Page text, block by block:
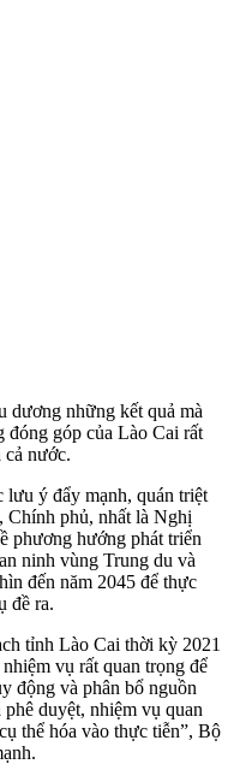
những kết quả mà
đóng góp của Lào Cai rất
cả nước.
ý đẩy mạnh, quán triệt
Chính phủ, nhất là Nghị
phương hướng phát triển
ninh vùng Trung du và
đến năm 2045 để thực
đề ra.
tỉnh Lào Cai thời kỳ 2021
vụ rất quan trọng để
động và phân bổ nguồn
duyệt, nhiệm vụ quan
thể hóa vào thực tiễn”, Bộ